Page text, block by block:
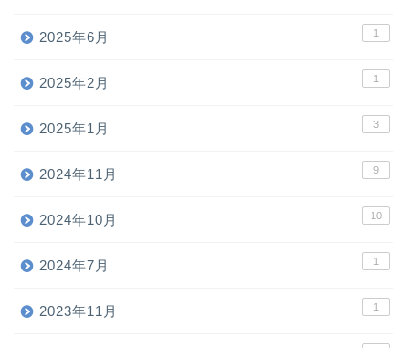
2025年6月 1
2025年2月 1
2025年1月 3
2024年11月 9
2024年10月 10
2024年7月 1
2023年11月 1